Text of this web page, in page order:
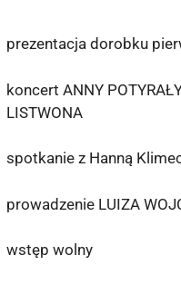
prezentacja dorobku
koncert ANNY
LISTWONA
spotkanie z Hanną
prowadzenie LUIZA
wstęp wolny